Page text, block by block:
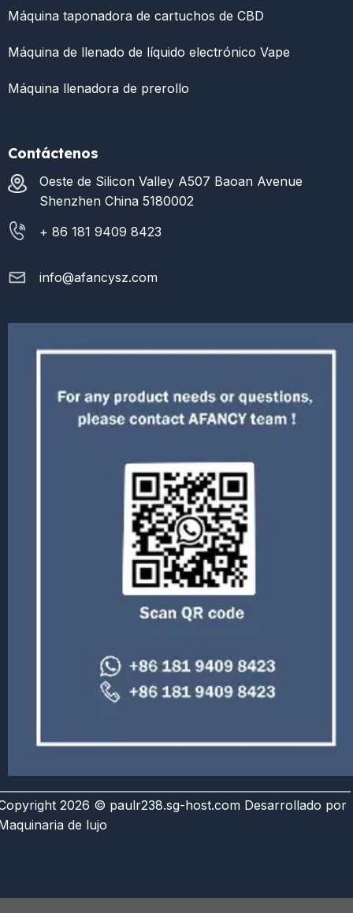
Máquina taponadora de cartuchos de CBD
Máquina de llenado de líquido electrónico Vape
Máquina llenadora de prerollo
Contáctenos
Oeste de Silicon Valley A507 Baoan Avenue
Shenzhen China 5180002
+ 86 181 9409 8423
info@afancysz.com
2026 © paulr238.sg-host.com Desarrollado por
de lujo